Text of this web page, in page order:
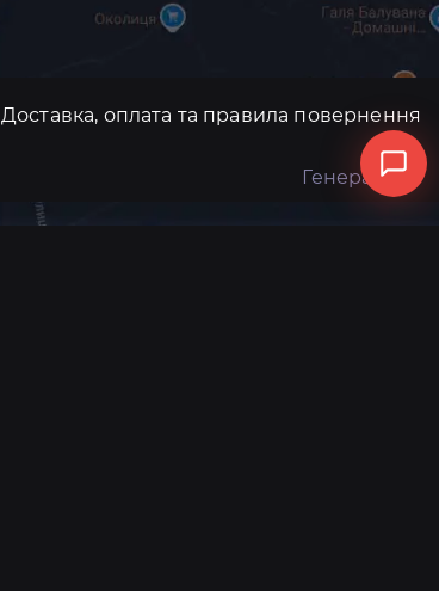
Доставка, оплата та правила повернення
Генератори